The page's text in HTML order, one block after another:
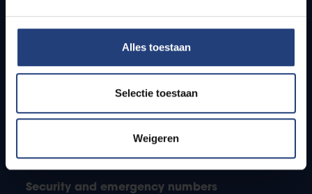
Alles toestaan
Selectie toestaan
Weigeren
Students
PhD students
Teachers and secondary schools
Working students
Security and emergency numbers